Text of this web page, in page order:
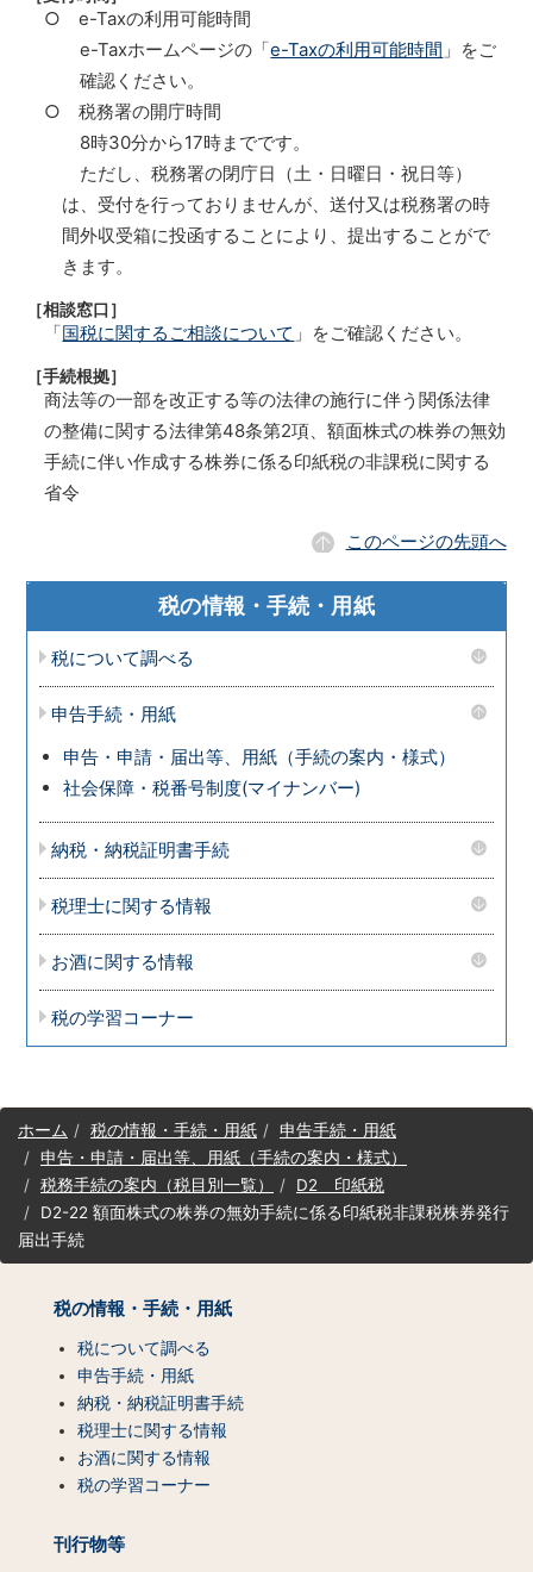
○ e-Taxの利用可能時間
e-Taxホームページの「e-Taxの利用可能時間 」をご
確認ください。
○ 税務署の開庁時間
8時30分から17時までです。
ただし、税務署の閉庁日（土・日曜日・祝日等）
は、受付を行っておりませんが、送付又は税務署の時
間外収受箱に投函することにより、提出することがで
きます。
［相談窓口］
「国税に関するご相談について 」をご確認ください。
［手続根拠］
商法等の一部を改正する等の法律の施行に伴う関係法律
の整備に関する法律第48条第2項、額面株式の株券の無効
手続に伴い作成する株券に係る印紙税の非課税に関する
省令
このページの先頭へ
税の情報・手続・用紙
税について調べる
申告手続・用紙
申告・申請・届出等、用紙（手続の案内・様式）
社会保障・税番号制度(マイナンバー)
納税・納税証明書手続
税理士に関する情報
お酒に関する情報
税の学習コーナー
サ
イ
プ
（コ
ホーム 税の情報・手続・用紙
申告手続・用紙
申告・申請・届出等、用紙（手続の案内・様式）
税務手続の案内（税目別一覧）
D2 印紙税
D2-22 額面株式の株券の無効手続に係る印紙税非課税株券発行
届出手続
税の情報・手続・用紙
税について調べる
申告手続・用紙
納税・納税証明書手続
税理士に関する情報
お酒に関する情報
税の学習コーナー
刊行物等